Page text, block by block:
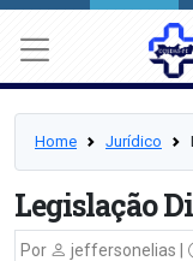
Home Jurídico
Legislação
Por jeffersonelias |